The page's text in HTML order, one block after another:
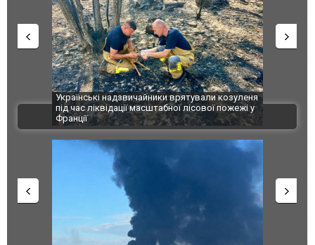
Українські надзвичайники врятували козуленя
під час ліквідації масштабної лісової пожежі у
Франції
СБУ за
Болгарії
ВІДЕО